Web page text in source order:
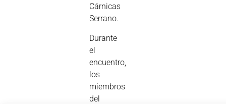
Cárnicas
Serrano.
Durante
el
encuentro,
los
miembros
del